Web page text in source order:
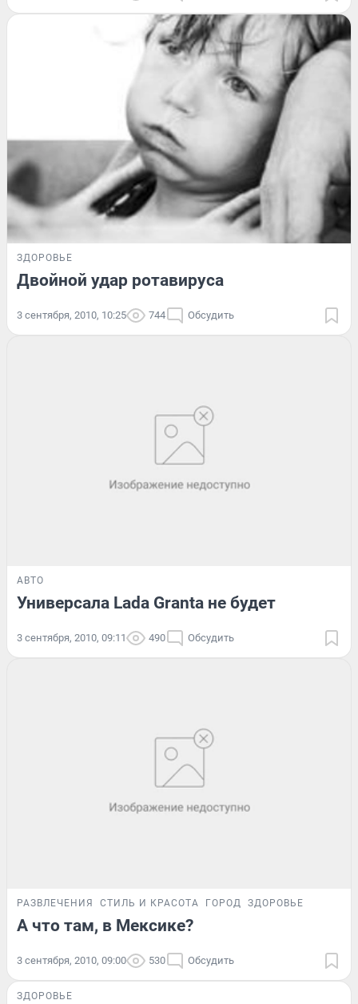
ЗДОРОВЬЕ
Двойной удар ротавируса
3 сентября, 2010, 10:25 744 Обсудить
АВТО
Универсала Lada Granta не будет
3 сентября, 2010, 09:11 490 Обсудить
РАЗВЛЕЧЕНИЯ СТИЛЬ И КРАСОТА ГОРОД ЗДОРОВЬЕ
А что там, в Мексике?
3 сентября, 2010, 09:00 530 Обсудить
ЗДОРОВЬЕ